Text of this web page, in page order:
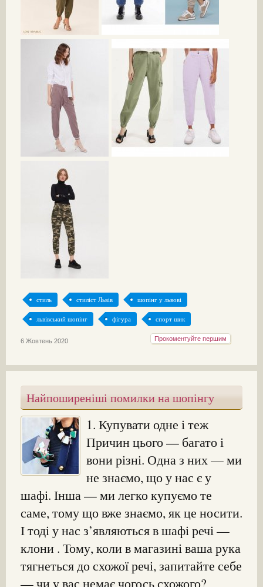
стиль стиліст Львів шопінг у львові
львівський шопінг фігура спорт шик
Прокоментуйте першим
6 Жовтень 2020
Найпоширеніші помилки на шопінгу
1. Купувати одне і теж
Причин цього — багато і
вони різні. Одна з них — ми
не знаємо, що у нас є у
шафі. Інша — ми легко купуємо те
саме, тому що вже знаємо, як це носити.
І тоді у нас з’являються в шафі речі —
клони . Тому, коли в магазині ваша рука
тягнеться до схожої речі, запитайте себе
— чи у вас немає чогось схожого?